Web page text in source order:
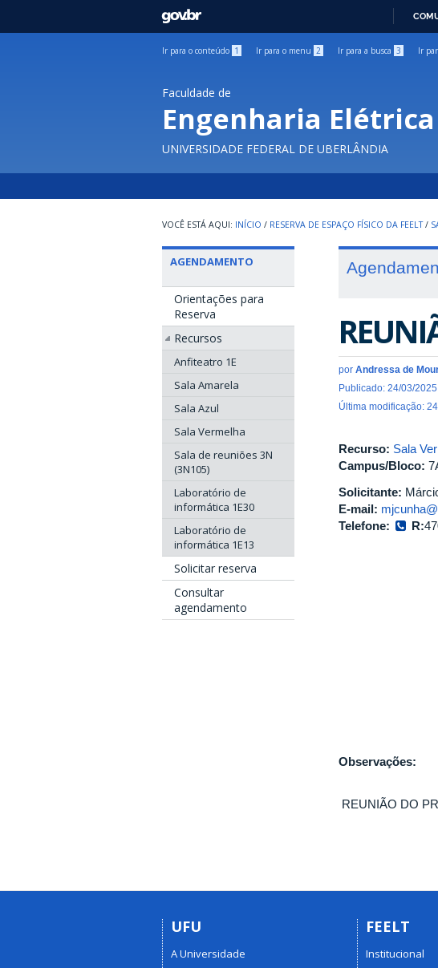
GOVBR
Ir para o conteúdo 1 Ir para o menu 2 Ir para a busca 3 Ir
Faculdade de
Engenharia Elétrica
UNIVERSIDADE FEDERAL DE UBERLÂNDIA
INÍCIO / RESERVA DE ESPAÇO FÍSICO DA FEELT /
AGENDAMENTO
Orientações para
Reserva
Recursos
Anfiteatro 1E
Sala Amarela
Sala Azul
Sala Vermelha
Sala de reuniões 3N
(3N105)
Laboratório de
informática 1E30
Laboratório de
informática 1E13
Solicitar reserva
Consultar
agendamento
por Andressa de
Publicado: 24/03/
Última modificação:
Recurso: Sala
Campus/Bloco:
Solicitante:
E-mail:
Telefone:
R:
Observações:
REUNIÃO DO
UFU
A Universidade
FEELT
Institucional